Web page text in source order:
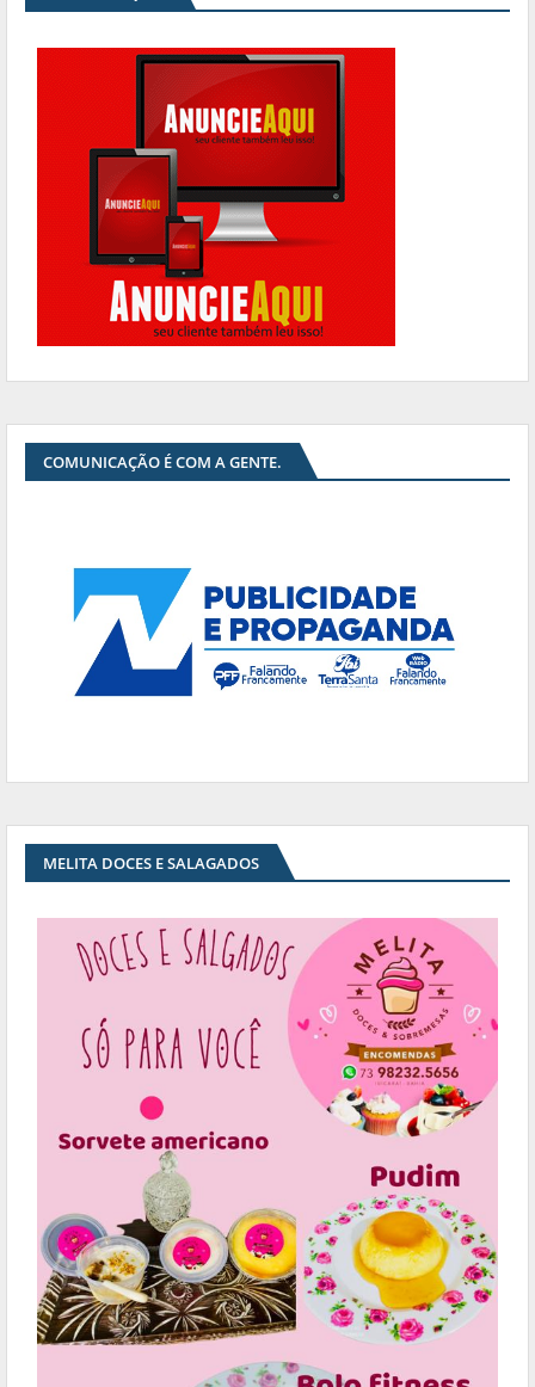
COMUNICAÇÃO É COM A GENTE.
MELITA DOCES E SALAGADOS